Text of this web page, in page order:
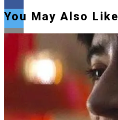
Flipboard
Reddit
Pinterest
You May Also Like